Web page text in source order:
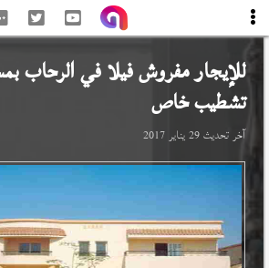
للإيجار مفروش فيلا فيالرحاب
تشطيب خاص
آخر تحديث29 يناير 2017